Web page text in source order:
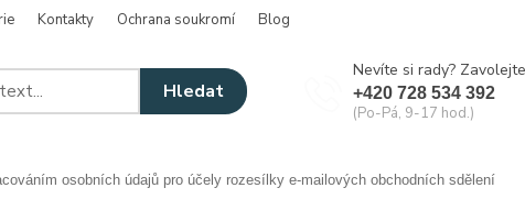
Kontakty Ochrana soukromí Blog
Hledat
Nevíte si rady?
+420 728 534 392
(Po-Pá, 9-17 hod.)
osobních údajů pro účely rozesílky e-mailových obchodních sdělení